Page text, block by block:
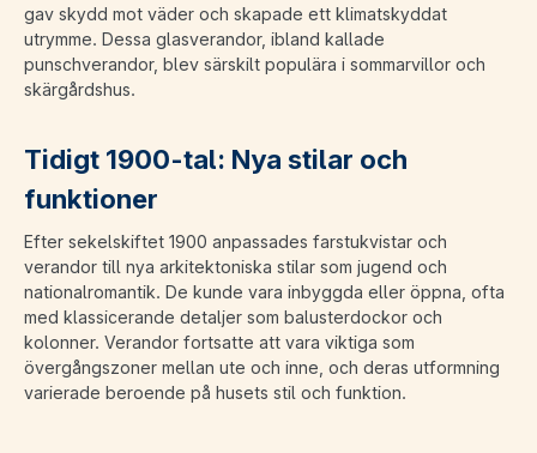
gav skydd mot väder och skapade ett klimatskyddat
utrymme. Dessa glasverandor, ibland kallade
punschverandor, blev särskilt populära i sommarvillor och
skärgårdshus.
Tidigt 1900-tal: Nya stilar och
funktioner
Efter sekelskiftet 1900 anpassades farstukvistar och
verandor till nya arkitektoniska stilar som jugend och
nationalromantik. De kunde vara inbyggda eller öppna, ofta
med klassicerande detaljer som balusterdockor och
kolonner. Verandor fortsatte att vara viktiga som
övergångszoner mellan ute och inne, och deras utformning
varierade beroende på husets stil och funktion.